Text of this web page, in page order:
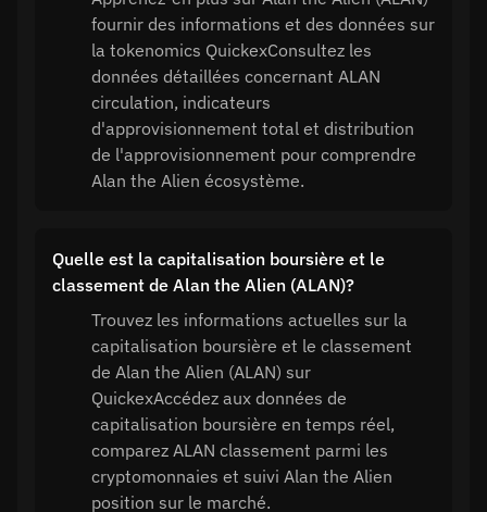
fournir des informations et des données sur
la tokenomics QuickexConsultez les
données détaillées concernant ALAN
circulation, indicateurs
d'approvisionnement total et distribution
de l'approvisionnement pour comprendre
Alan the Alien écosystème.
Quelle est la capitalisation boursière et le
classement de Alan the Alien (ALAN)?
Trouvez les informations actuelles sur la
capitalisation boursière et le classement
de Alan the Alien (ALAN) sur
QuickexAccédez aux données de
capitalisation boursière en temps réel,
comparez ALAN classement parmi les
cryptomonnaies et suivi Alan the Alien
position sur le marché.